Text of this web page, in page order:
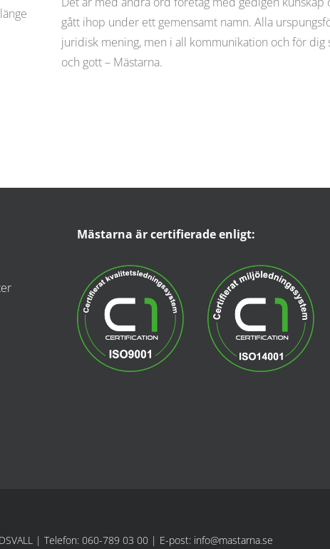
gått ihop under ett gemensamt namn. Alla
juridisk mening, men i all kommunikation och för dig
och gott – Mästarna.
Mästarna är certifierade enligt:
| Telefon: 060-789 03 00 | E-post: info@mastarna.se